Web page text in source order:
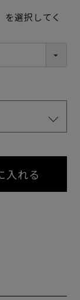
入れる
選択してく